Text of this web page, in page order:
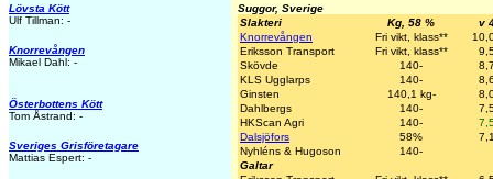
Lövsta Kött
Ulf Tillman: -
Knorrevången
Mikael Dahl: -
Österbottens Kött
Tom Åstrand: -
Sveriges Grisföretagare
Mattias Espert: -
Suggor, Sverige
Slakteri
Kg, 58 %
v
Knorrevången
Fri vikt, klass**
Eriksson Transport
Fri vikt, klass**
Skövde
140-
KLS Ugglarps
140-
Ginsten
140,1 kg-
Dahlbergs
140-
HKScan Agri
140-
Dalsjöfors
58%
Nyhléns & Hugoson
140-
Galtar